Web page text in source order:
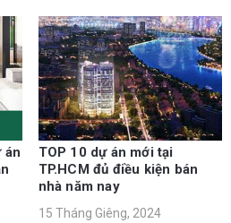
án
TOP 10 dự án mới tại
TP.HCM đủ điều kiện bán
nhà năm nay
15 Tháng Giêng, 2024